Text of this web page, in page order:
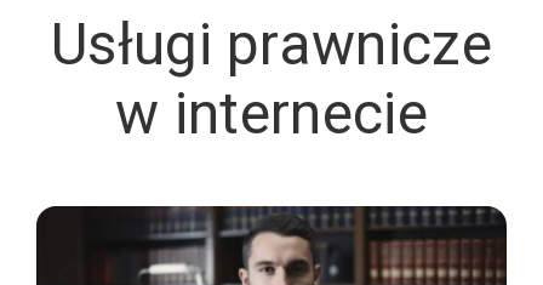
Usługi prawnicze
w internecie